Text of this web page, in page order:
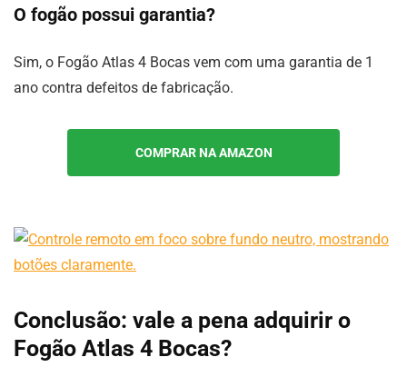
O fogão possui garantia?
Sim, o Fogão Atlas 4 Bocas vem com uma garantia de 1
ano contra defeitos de fabricação.
COMPRAR NA AMAZON
Conclusão: vale a pena adquirir o
Fogão Atlas 4 Bocas?